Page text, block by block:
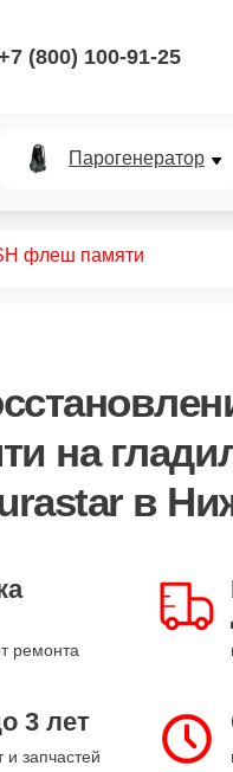
(800) 100-91-25
Парогенератор
флеш памяти
на
в
ремонта
3 лет
и запчастей